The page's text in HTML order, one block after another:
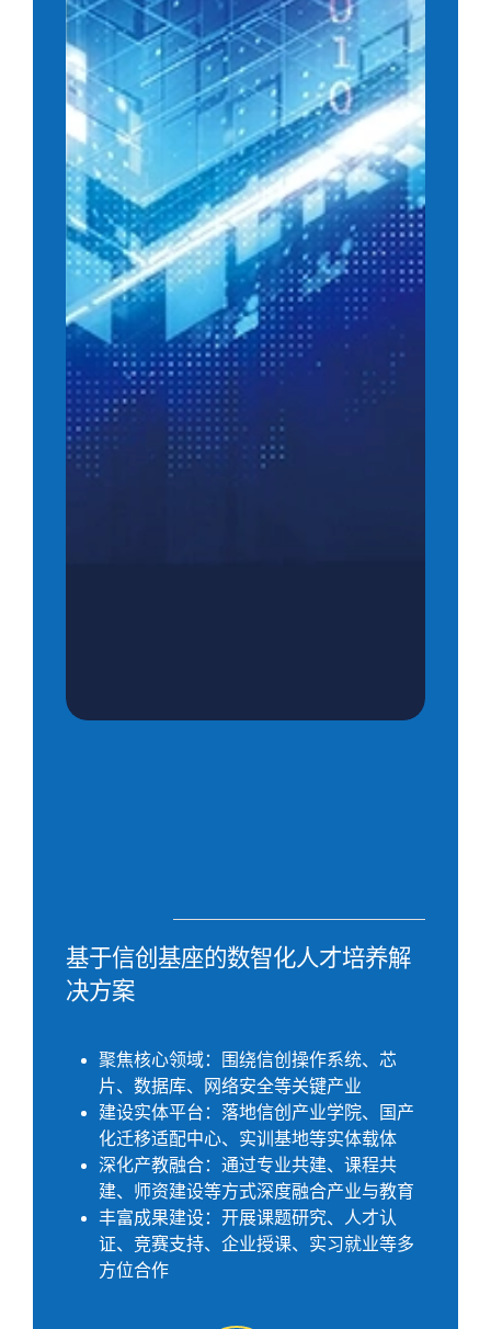
基于信创基座的数智化人才培养解
决方案
聚焦核心领域：围绕信创操作系统、芯
片、数据库、网络安全等关键产业
建设实体平台：落地信创产业学院、国产
化迁移适配中心、实训基地等实体载体
深化产教融合：通过专业共建、课程共
建、师资建设等方式深度融合产业与教育
丰富成果建设：开展课题研究、人才认
证、竞赛支持、企业授课、实习就业等多
方位合作